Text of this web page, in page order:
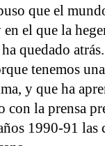
que el
el que la
quedado
tenemos
y que ha
la prensa
1990-91 las